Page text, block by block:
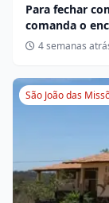
Para fechar
comanda o
Miravânia hoje
4 semanas
São João das